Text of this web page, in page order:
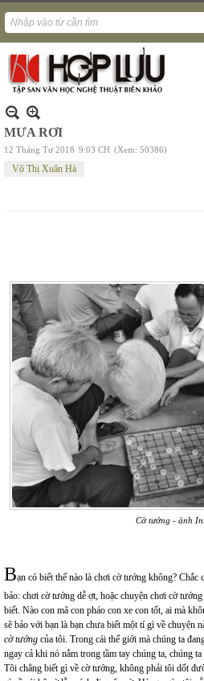
MƯA RƠI
12 Tháng Tư 2018 9:03 CH (Xem: 50386)
Võ Thị Xuân Hà
Cờ tướng - ảnh
Bạn có biết thế nào là chơi cờ tướng không?
bảo: chơi cờ tướng dễ ợt, hoặc chuyện chơi cờ
biết. Nào con mã con pháo con xe con tốt, ai mà
sẽ bảo với bạn là bạn chưa biết một tí gì về chuyện
cờ tướng của tôi. Trong cái thế giới mà chúng ta
ngay cả khi nó nằm trong tầm tay chúng ta, chúng
Tôi chẳng biết gì về cờ tướng, không phải tôi dốt